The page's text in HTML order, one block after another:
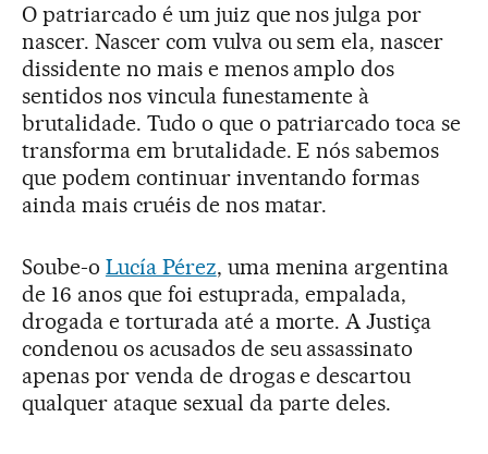
O patriarcado é um juiz que nos julga por
nascer. Nascer com vulva ou sem ela, nascer
dissidente no mais e menos amplo dos
sentidos nos vincula funestamente à
brutalidade. Tudo o que o patriarcado toca se
transforma em brutalidade. E nós sabemos
que podem continuar inventando formas
ainda mais cruéis de nos matar.
Soube-o Lucía Pérez, uma menina argentina
de 16 anos que foi estuprada, empalada,
drogada e torturada até a morte. A Justiça
condenou os acusados de seu assassinato
apenas por venda de drogas e descartou
qualquer ataque sexual da parte deles.